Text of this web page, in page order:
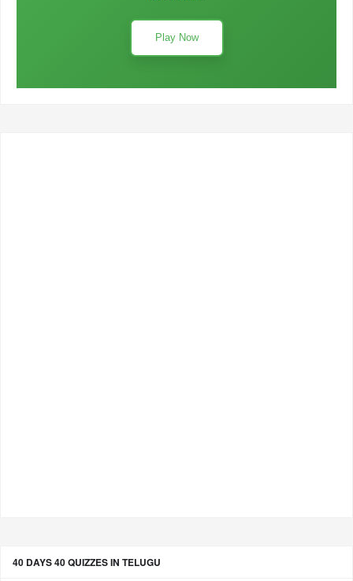
Play Now
40 DAYS 40 QUIZZES IN TELUGU